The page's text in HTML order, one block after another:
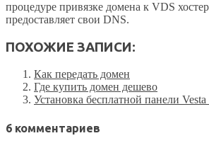
процедуре привязке домена к VDS
предоставляет свои DNS.
ПОХОЖИЕ ЗАПИСИ:
Как передать домен
Где купить домен дешево
Установка бесплатной панели
6 комментариев